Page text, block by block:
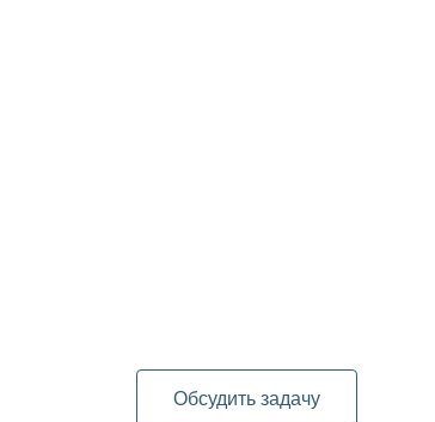
Обсудить задачу